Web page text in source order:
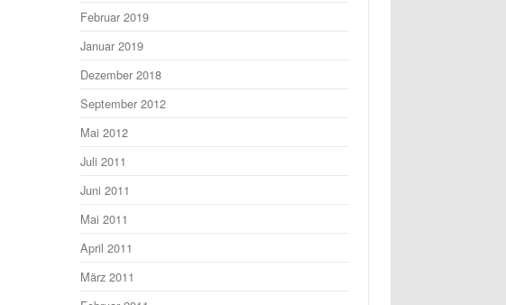
Februar 2019
Januar 2019
Dezember 2018
September 2012
Mai 2012
Juli 2011
Juni 2011
Mai 2011
April 2011
März 2011